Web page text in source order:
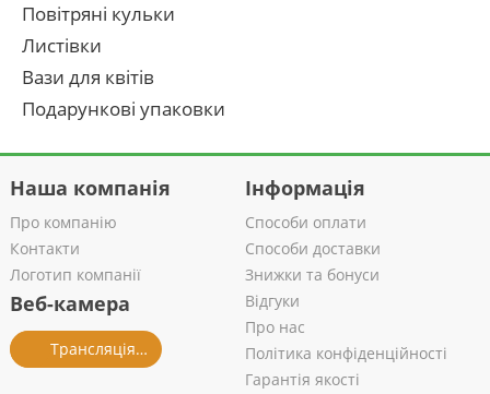
Повітряні кульки
Листівки
Вази для квітів
Подарункові упаковки
Наша компанія
Про компанію
Контакти
Логотип компанії
Веб-камера
Трансляція із салону
Інформація
Способи оплати
Способи доставки
Знижки та бонуси
Відгуки
Про нас
Політика конфіденційності
Гарантія якості